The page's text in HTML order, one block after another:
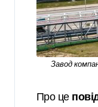
Завод
Про це